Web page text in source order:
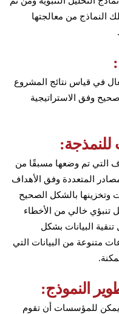
النماذج من معالجتها
في قياس نتائج المشروع
وفق الاستراتيجية
للنمذجة:
التي تم وضعها مسبقًا من
المتعددة وفق الأهداف
وتخزينها بالشكل الصحيح
تنبؤي خالي من الأخطاء
تنقية البيانات بشكل
متنوعة من البيانات التي
النموذج:
يمكن للمؤسسات أن تقوم